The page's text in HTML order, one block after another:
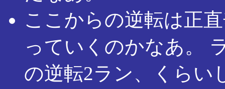
ここからの逆転は正
っていくのかなあ。
の逆転2ラン、くらい